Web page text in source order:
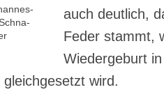
auch deut­lich,
Feder stammt,
Wie­der­ge­burt
wird.